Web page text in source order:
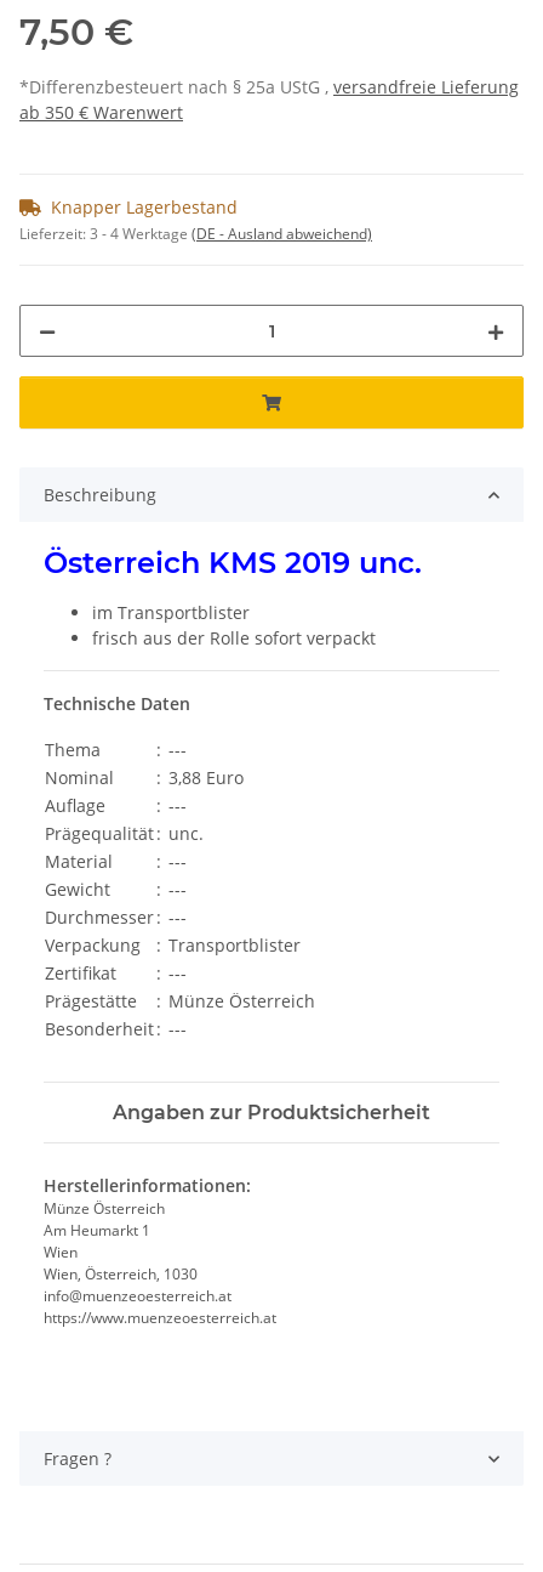
7,50 €
*Differenzbesteuert nach § 25a UStG , versandfreie Lieferung
ab 350 € Warenwert
Knapper Lagerbestand
Lieferzeit:3 - 4 Werktage (DE - Ausland abweichend)
Beschreibung
Österreich KMS 2019 unc.
im Transportblister
frisch aus der Rolle sofort verpackt
Technische Daten
Thema
: ---
Nominal
: 3,88 Euro
Auflage
: ---
Prägequalität: unc.
Material
: ---
Gewicht
: ---
Durchmesser: ---
Verpackung
: Transportblister
Zertifikat
: ---
Prägestätte
: Münze Österreich
Besonderheit: ---
Angaben zur Produktsicherheit
Herstellerinformationen:
Münze Österreich
Am Heumarkt 1
Wien
Wien, Österreich, 1030
info@muenzeoesterreich.at
https://www.muenzeoesterreich.at
Fragen ?